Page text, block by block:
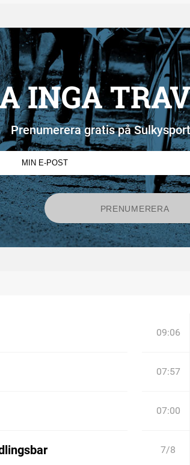
INGA
Prenumerera gratis på
09:06
07:57
07:00
7/8